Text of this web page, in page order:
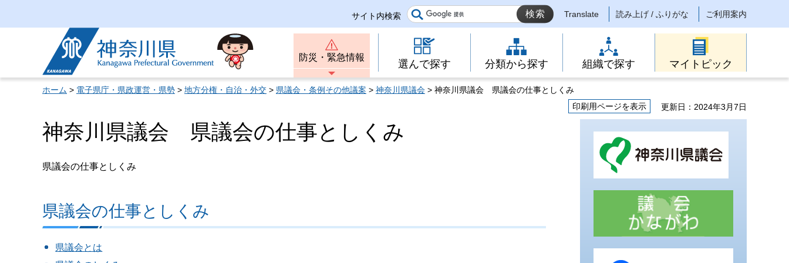
サイト内検索 Translate 読み上げ / ふりがな ご利用案内
神奈川県
防災・緊急情報
選んで探す 分類から探す 組織で探す マイトピック
ホーム > 電子県庁・県政運営・県勢 > 地方分権・自治・外交 > 県議会・条例その他議案 > 神奈川県議会 > 神奈川県議会 県議会の仕事としくみ
印刷用ページを表示
更新日：2024年3月7日
神奈川県議会 県議会の仕事としくみ
県議会の仕事としくみ
県議会の仕事としくみ
県議会とは